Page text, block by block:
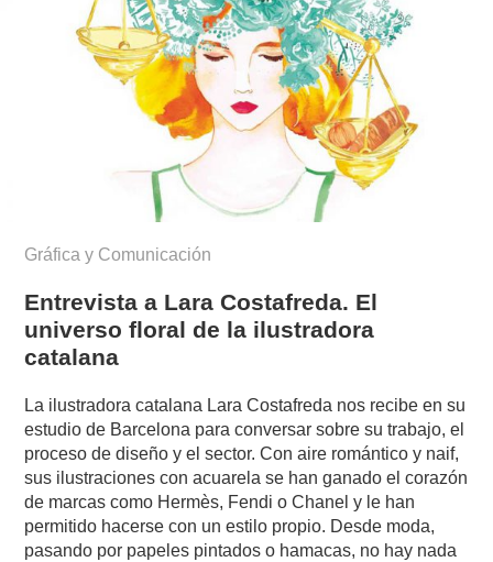
Gráfica y Comunicación
Entrevista a Lara Costafreda. El
universo floral de la ilustradora
catalana
La ilustradora catalana Lara Costafreda nos recibe en su
estudio de Barcelona para conversar sobre su trabajo, el
proceso de diseño y el sector. Con aire romántico y naif,
sus ilustraciones con acuarela se han ganado el corazón
de marcas como Hermès, Fendi o Chanel y le han
permitido hacerse con un estilo propio. Desde moda,
pasando por papeles pintados o hamacas, no hay nada